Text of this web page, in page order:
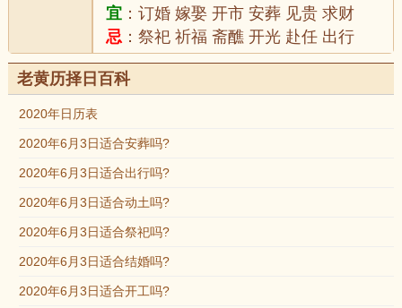
宜 ：订婚 嫁娶 开市 安葬 见贵 求财
忌 ：祭祀 祈福 斋醮 开光 赴任 出行
老黄历择日百科
2020年日历表
2020年6月3日适合安葬吗?
2020年6月3日适合出行吗?
2020年6月3日适合动土吗?
2020年6月3日适合祭祀吗?
2020年6月3日适合结婚吗?
2020年6月3日适合开工吗?